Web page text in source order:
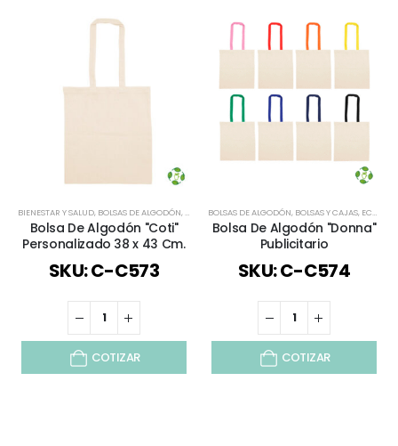
BIENESTAR Y SALUD, BOLSAS DE ALGODÓN,BOLSAS Y CAJAS,ECOLÓGICOS Y SUSTENTABLES,
Bolsa De Algodón "Coti"
Personalizado 38 x 43 Cm.
SKU: C-C573
COTIZAR
BOLSAS DE ALGODÓN, BOLSAS Y CAJAS, ECOLÓGICOS Y SUSTENTABLES
Bolsa De Algodón "Donna"
Publicitario
SKU: C-C574
COTIZAR